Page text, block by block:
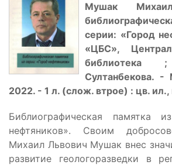
Мушак
серии: «Город
«ЦБС»,
Султанбекова.
2022. - 1 л. (слож. втрое) : цв. ил.,
Библиографическая памятка
нефтяников». Своим
Михаил Львович Мушак внес
развитие геологоразведки в